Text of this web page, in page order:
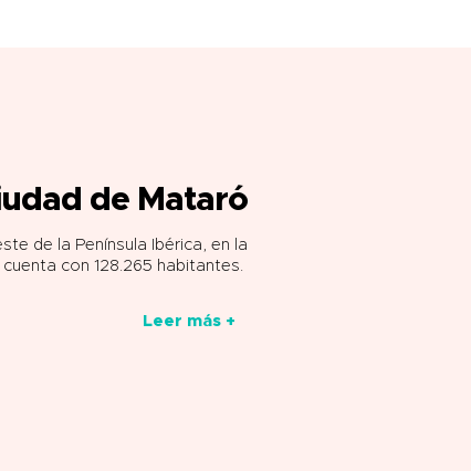
de Mataró
de la Península Ibérica, en la
con 128.265 habitantes.
Leer más +